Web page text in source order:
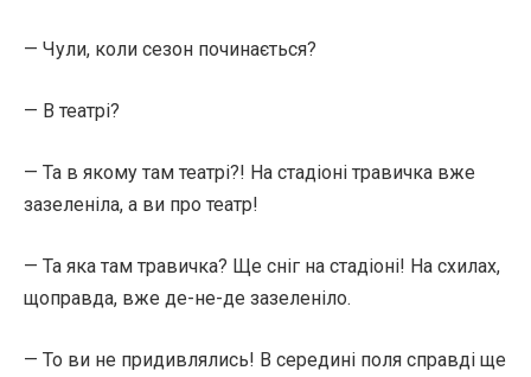
— Чули, коли сезон починається?
— В театрі?
— Та в якому там театрі?! На стадіоні травичка вже
зазеленіла, а ви про театр!
— Та яка там травичка? Ще сніг на стадіоні! На схилах,
щоправда, вже де-не-де зазеленіло.
— То ви не придивлялись! В середині поля справді ще